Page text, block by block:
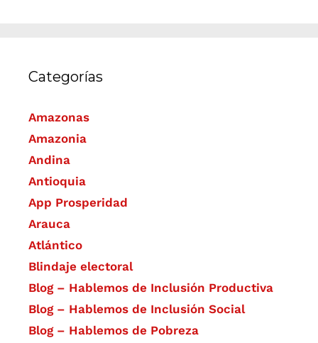
Categorías
Amazonas
Amazonia
Andina
Antioquia
App Prosperidad
Arauca
Atlántico
Blindaje electoral
Blog – Hablemos de Inclusión Productiva
Blog – Hablemos de Inclusión Social
Blog – Hablemos de Pobreza